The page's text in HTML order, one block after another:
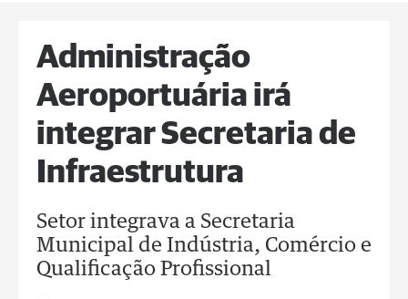
Administração
Aeroportuária irá
integrar Secretaria de
Infraestrutura
Setor integrava a Secretaria
Municipal de Indústria, Comércio e
Qualificação Profissional